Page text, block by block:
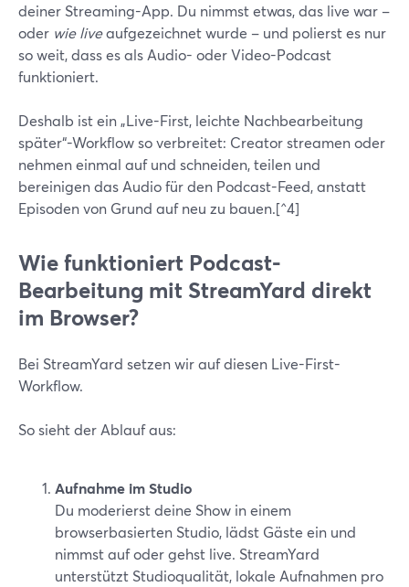
deiner Streaming-App. Du nimmst etwas, das live war –
oder wie liveaufgezeichnet wurde – und polierst es nur
so weit, dass es als Audio- oder Video-Podcast
funktioniert.
Deshalb ist ein „Live-First, leichte Nachbearbeitung
später“-Workflow so verbreitet: Creator streamen oder
nehmen einmal auf und schneiden, teilen und
bereinigen das Audio für den Podcast-Feed, anstatt
Episoden von Grund auf neu zu bauen.[^4]
Wie funktioniert Podcast-
Bearbeitung mit StreamYard direkt
im Browser?
Bei StreamYard setzen wir auf diesen Live-First-
Workflow.
So sieht der Ablauf aus:
Aufnahme im Studio
Du moderierst deine Show in einem
browserbasierten Studio, lädst Gäste ein und
nimmst auf oder gehst live. StreamYard
unterstützt Studioqualität, lokale Aufnahmen pro